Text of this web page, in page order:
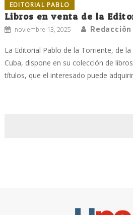
EDITORIAL PABLO
Libros en venta de la
noviembre 13, 2025
La Editorial Pablo de la Torriente, de
Cuba, dispone en su colección de
títulos, que el interesado puede